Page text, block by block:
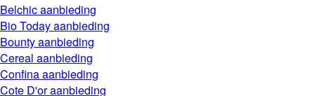
Belchicaanbieding
Bio Todayaanbieding
Bountyaanbieding
Cereal aanbieding
Confinaaanbieding
Cote D'oraanbieding